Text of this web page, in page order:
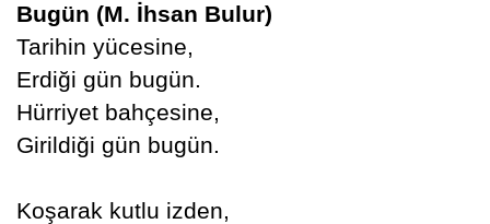
Bugün (M. İhsan Bulur)
Tarihin yücesine,
Erdiği gün bugün.
Hürriyet bahçesine,
Girildiği gün bugün.
Koşarak kutlu izden,